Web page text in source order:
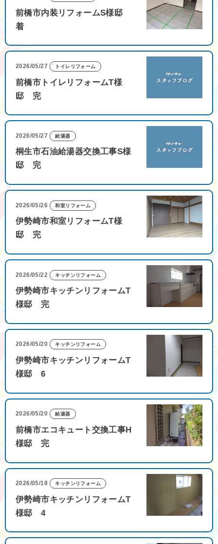
前橋市内装リフォームS様邸
着
2026/05/27 トイレリフォーム
前橋市トイレリフォームT様
邸 完
2026/05/27 給湯器
桐生市石油給湯器交換工事S様
邸 完
2026/05/26 和室リフォーム
伊勢崎市和室リフォームT様
邸 完
2026/05/22 キッチンリフォーム
伊勢崎市キッチンリフォームT
様邸 完
2026/05/20 キッチンリフォーム
伊勢崎市キッチンリフォームT
様邸 6
2026/05/20 給湯器
前橋市エコキュート交換工事H
様邸 完
2026/05/18 キッチンリフォーム
伊勢崎市キッチンリフォームT
様邸 4